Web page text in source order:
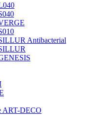
Antibacterial
ART-DECO